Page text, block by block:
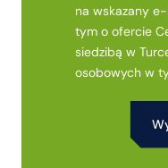
na wskazany
tym o ofercie
siedzibą w
osobowych w